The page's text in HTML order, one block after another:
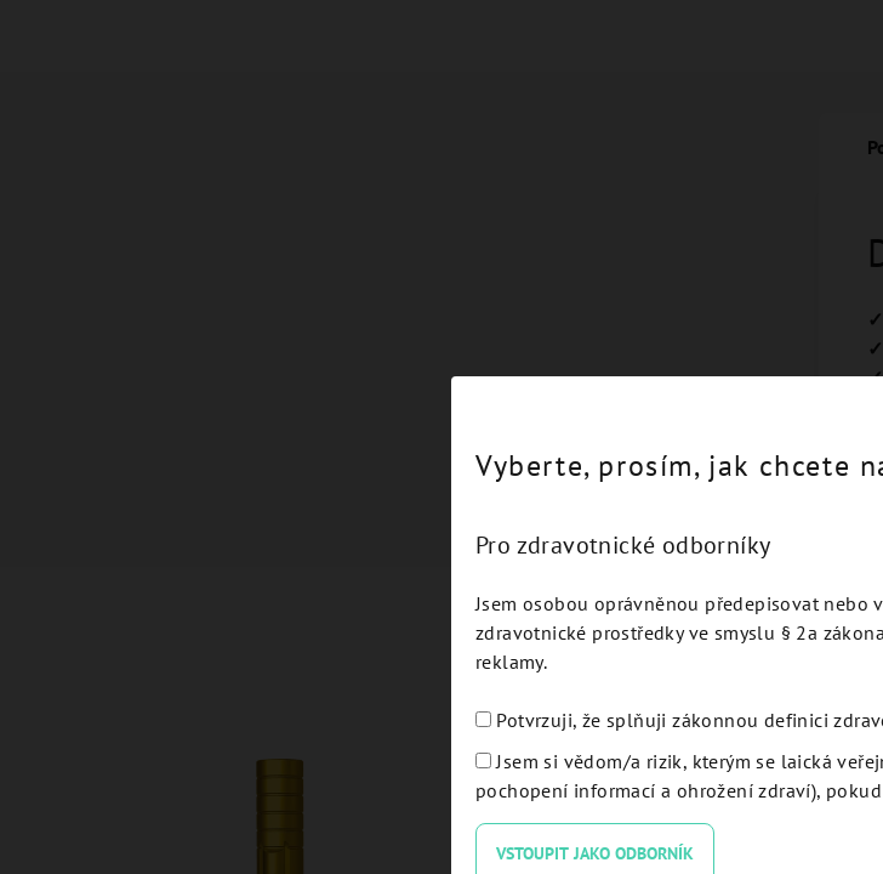
✓
Podobné
Vyberte, prosím, jak chcete
Pro zdravotnické odborníky
Jsem osobou oprávněnou předepisovat nebo
zdravotnické prostředky ve smyslu § 2a
reklamy.
Potvrzuji, že splňuji zákonnou definici
Jsem si vědom/a rizik, kterým se laická
pochopení informací a ohrožení zdraví),
VSTOUPIT JAKO ODBORNÍK